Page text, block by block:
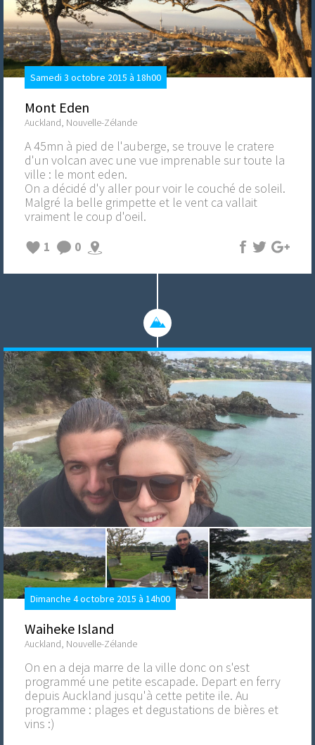
Samedi 3 octobre 2015 à 18h00
Mont Eden
Auckland, Nouvelle-Zélande
A 45mn à pied de l'auberge, se trouve le cratere
d'un volcan avec une vue imprenable sur toute la
ville : le mont eden.
On a décidé d'y aller pour voir le couché de soleil.
Malgré la belle grimpette et le vent ca vallait
vraiment le coup d'oeil.
1
0
Dimanche 4 octobre 2015 à 14h00
Waiheke Island
Auckland, Nouvelle-Zélande
On en a deja marre de la ville donc on s'est
programmé une petite escapade. Depart en ferry
depuis Auckland jusqu'à cette petite ile. Au
programme : plages et degustations de bières et
vins :)